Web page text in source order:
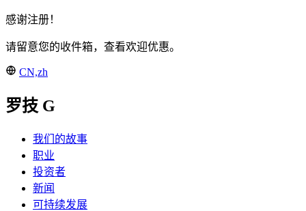
感谢注册！
请留意您的收件箱，查看欢迎优惠。
CN,zh
罗技 G
我们的故事
职业
投资者
新闻
可持续发展